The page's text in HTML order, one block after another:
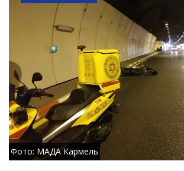
Фото: МАДА Кармель